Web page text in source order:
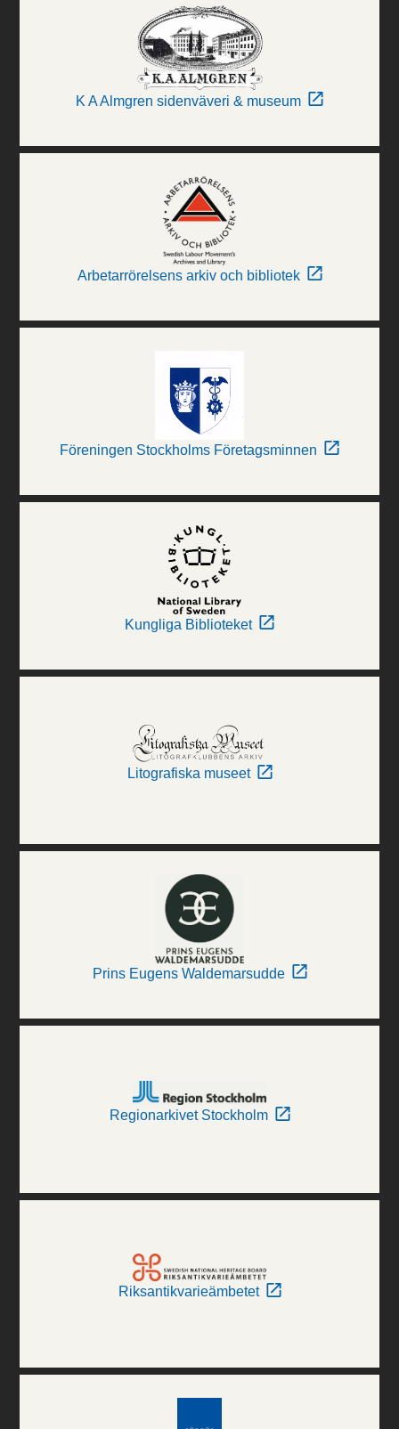
K A Almgren sidenväveri & museum
Arbetarrörelsens arkiv och bibliotek
Föreningen Stockholms Företagsminnen
Kungliga Biblioteket
Litografiska museet
Prins Eugens Waldemarsudde
Regionarkivet Stockholm
Riksantikvarieämbetet